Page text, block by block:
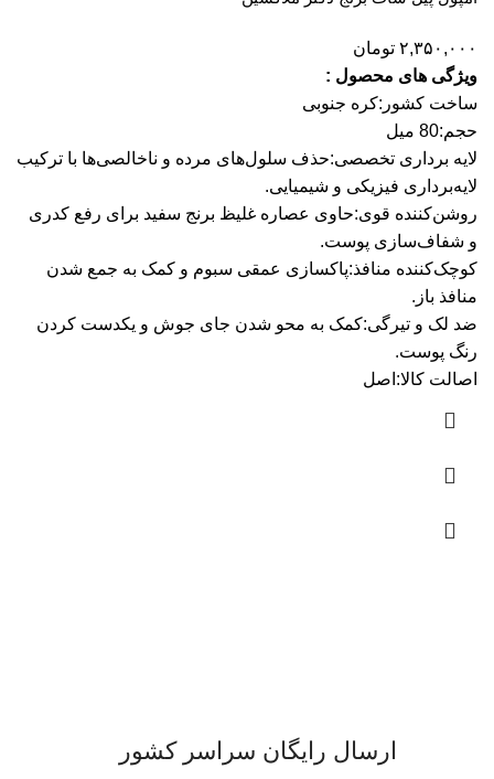
۲,۳۵۰,۰۰۰ تومان
ویژگی های محصول :
ساخت کشور:کره جنوبی
حجم:80 میل
لایه برداری تخصصی:حذف سلول‌های مرده و ناخالصی‌ها با ترکیب
لایه‌برداری فیزیکی و شیمیایی.
روشن‌کننده قوی:حاوی عصاره غلیظ برنج سفید برای رفع کدری
و شفاف‌سازی پوست.
کوچک‌کننده منافذ:پاکسازی عمقی سبوم و کمک به جمع شدن
منافذ باز.
ضد لک و تیرگی:کمک به محو شدن جای جوش و یکدست کردن
رنگ پوست.
اصالت کالا: اصل
ارسال رایگان سراسر کشور